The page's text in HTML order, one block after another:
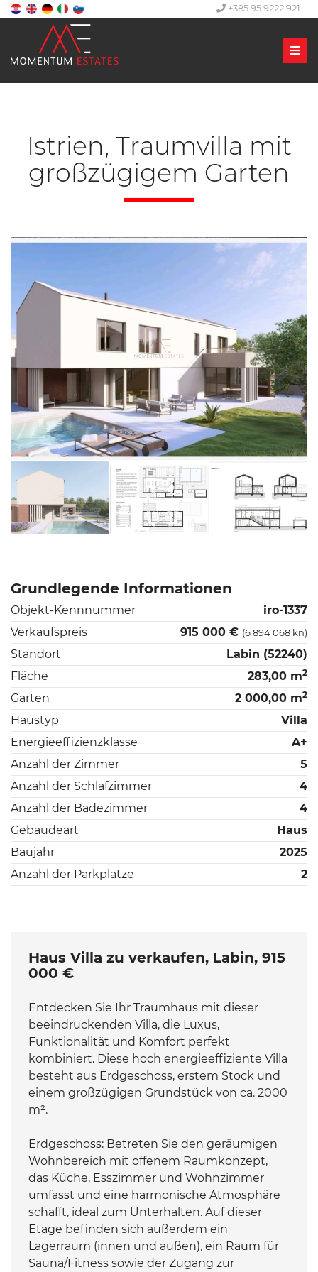
+385 95 9222 921
Istrien, Traumvilla mit
großzügigem Garten
Grundlegende Informationen
Objekt-Kennnummer
iro-1337
Verkaufspreis
915 000 € (6 894 068 kn)
Standort
Labin (52240)
Fläche
283,00 m2
Garten 2 000,00 m2
Haustyp
Villa
Energieeffizienzklasse
A+
Anzahl der Zimmer
5
Anzahl der Schlafzimmer
4
Anzahl der Badezimmer
4
Gebäudeart
Haus
Baujahr
2025
Anzahl der Parkplätze
2
Haus Villa zu verkaufen, Labin, 915
000 €
Entdecken Sie Ihr Traumhaus mit dieser
beeindruckenden Villa, die Luxus,
Funktionalität und Komfort perfekt
kombiniert. Diese hoch energieeffiziente Villa
besteht aus Erdgeschoss, erstem Stock und
einem großzügigen Grundstück von ca. 2000
m².
Erdgeschoss: Betreten Sie den geräumigen
Wohnbereich mit offenem Raumkonzept,
das Küche, Esszimmer und Wohnzimmer
umfasst und eine harmonische Atmosphäre
schafft, ideal zum Unterhalten. Auf dieser
Etage befinden sich außerdem ein
Lagerraum (innen und außen), ein Raum für
Sauna/Fitness sowie der Zugang zur